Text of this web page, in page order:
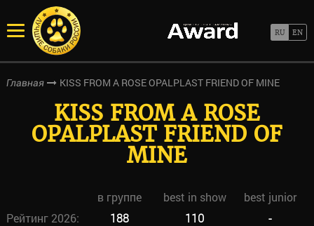
Главная KISS FROM A ROSE OPALPLAST FRIEND OF MINE
KISS FROM A ROSE
OPALPLAST FRIEND OF
MINE
в группе best in show
best junior
Рейтинг 2026:
188 110
-